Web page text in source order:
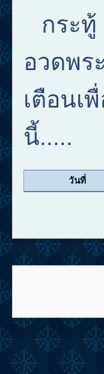
กระทู้
อวดพร
เตือนเ
นี้.....
วันที่